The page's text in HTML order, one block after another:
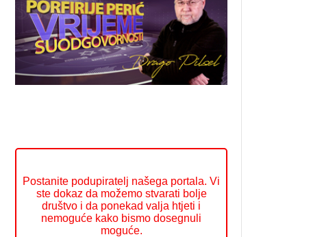
Postanite podupiratelj našega portala. Vi
ste dokaz da možemo stvarati bolje
društvo i da ponekad valja htjeti i
nemoguće kako bismo dosegnuli
moguće.